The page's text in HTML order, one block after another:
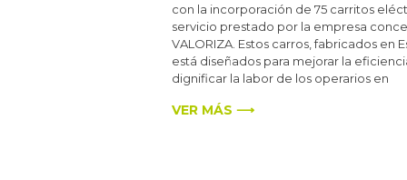
con la incorporación de 75 carritos
servicio prestado por la empresa
VALORIZA. Estos carros, fabricados en
está diseñados para mejorar la
dignificar la labor de los operarios en
VER MÁS ⟶